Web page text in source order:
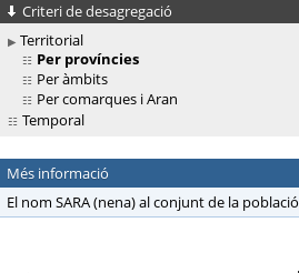
Criteri de desagregació
Territorial
Per províncies
Per àmbits
Per comarques i Aran
Temporal
Més informació
El nom SARA (nena) al conjunt de la població